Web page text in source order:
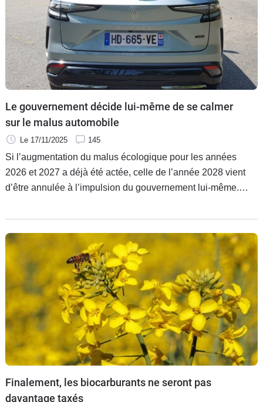
Le gouvernement décide lui-même de se calmer
sur le malus automobile
Le 17/11/2025 145
Si l’augmentation du malus écologique pour les années
2026 et 2027 a déjà été actée, celle de l’année 2028 vient
d’être annulée à l’impulsion du gouvernement lui-même.
élevés de taxation des voitures neuves et elles vont même
se durcir dans les années à venir.
Finalement, les biocarburants ne seront pas
davantage taxés